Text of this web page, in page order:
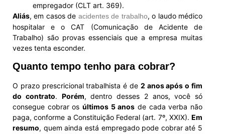
empregador (CLT art. 369).
Aliás, em casos de acidentes de trabalho, o laudo médico
hospitalar e o CAT (Comunicação de Acidente de
Trabalho) são provas essenciais que a empresa muitas
vezes tenta esconder.
Quanto tempo tenho para cobrar?
O prazo prescricional trabalhista é de 2 anos após o fim
do contrato. Porém, dentro desses 2 anos, você só
consegue cobrar os últimos 5 anos de cada verba não
paga, conforme a Constituição Federal (art. 7º, XXIX). Em
resumo, quem ainda está empregado pode cobrar até 5